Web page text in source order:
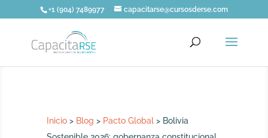
+1 (904) 7489977 capacitarse@cursosderse.com
Inicio > Blog > Pacto Global > Bolivia